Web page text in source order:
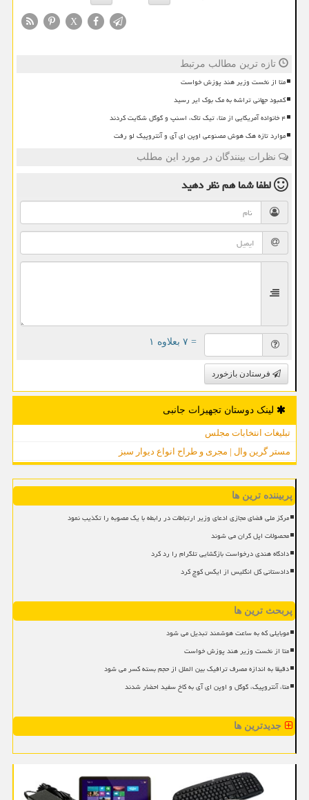
X
تازه ترین مطالب مرتبط
متا از نخست وزیر هند پوزش خواست
کمبود جهانی تراشه به مک بوک ایر رسید
۴ خانواده آمریکایی از متا، تیک تاک، اسنپ و گوگل شکایت کردند
موارد تازه هک هوش مصنوعی اوپن ای آی و آنتروپیک لو رفت
نظرات بینندگان در مورد این مطلب
لطفا شما همنظر دهید
= ۷ بعلاوه ۱
فرستادن بازخورد
لینک دوستان تجهیزات جانبی
تبلیغات انتخابات مجلس
مستر گرین وال | مجری و طراح انواع دیوار سبز
پربیننده ترین ها
مرکز ملی فضای مجازی ادعای وزیر ارتباطات در رابطه با یک مصوبه را تکذیب نمود
محصولات اپل گران می شوند
دادگاه هندی درخواست بازگشایی تلگرام را رد کرد
دادستانی کل انگلیس از ایکس کوچ کرد
پربحث ترین ها
موبایلی که به ساعت هوشمند تبدیل می شود
متا از نخست وزیر هند پوزش خواست
دقیقا به اندازه مصرف ترافیک بین الملل از حجم بسته کسر می شود
متا، آنتروپیک، گوگل و اوپن ای آی به کاخ سفید احضار شدند
جدیدترین ها